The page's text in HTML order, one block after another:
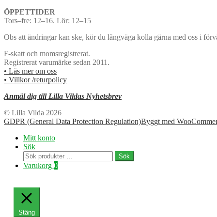
ÖPPETTIDER
Tors–fre: 12–16. Lör: 12–15
Obs att ändringar kan ske, kör du långväga kolla gärna med oss i
F-skatt och momsregistrerat.
Registrerat varumärke sedan 2011.
• Läs mer om oss
• Villkor /returpolicy
Anmäl dig till Lilla Vildas Nyhetsbrev
© Lilla Vilda 2026
GDPR (General Data Protection Regulation)Byggt med
Mitt konto
Sök
Sök
efter:
Sök
Varukorg 0
Stäng